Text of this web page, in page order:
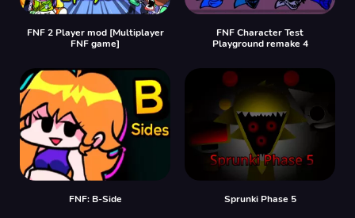
FNF 2 Player mod [Multiplayer
FNF game]
FNF Character Test
Playground remake 4
FNF: B-Side Sprunki Phase 5